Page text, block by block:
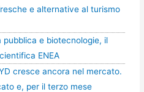
e alternative al turismo
pubblica e biotecnologie, il
ENEA
cresce ancora nel mercato.
e, per il terzo mese